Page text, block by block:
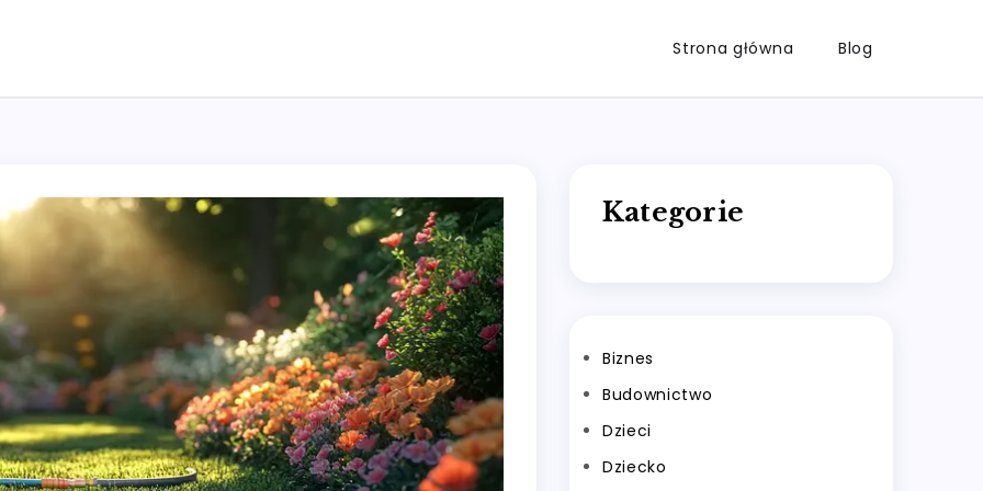
Strona główna Blog
Kategorie
Biznes
Budownictwo
Dzieci
Dziecko